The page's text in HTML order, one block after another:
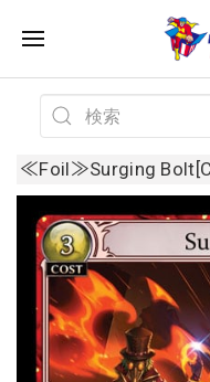
≪Foil≫Surging Bolt[C]